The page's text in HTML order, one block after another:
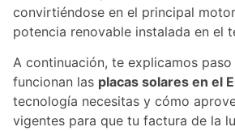
convirtiéndose en el principal
potencia renovable instalada en el
A continuación, te explicamos
funcionan las placas solares en el
tecnología necesitas y cómo
vigentes para que tu factura de la